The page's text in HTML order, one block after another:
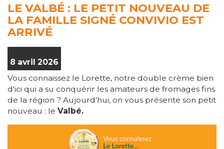
LE VALBÉ : LE PETIT NOUVEAU DE
LA FAMILLE SIGNÉ CONVIVIO EST
ARRIVÉ
8 avril 2026
Vous connaissez le Lorette, notre double crème bien
d'ici qui a su conquérir les amateurs de fromages fins
de la région ? Aujourd'hui, on vous présente son petit
nouveau : le Valbé.